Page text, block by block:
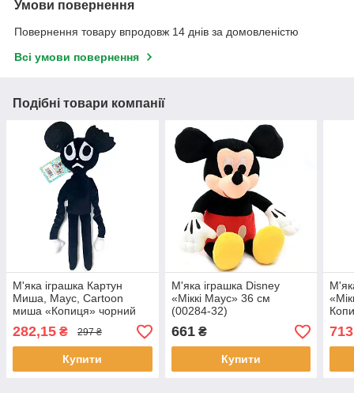
Умови повернення
Повернення товару впродовж 14 днів за домовленістю
Всі умови повернення
Подібні товари компанії
М'яка іграшка Картун
Миша, Маус, Cartoon
миша «Копиця» чорний
40*6*20 см (00216-04)
282,15 ₴ 297 ₴
Купити
М'яка іграшка Disney
«Міккі Маус» 36 см
(00284-32)
661₴
Купити
42